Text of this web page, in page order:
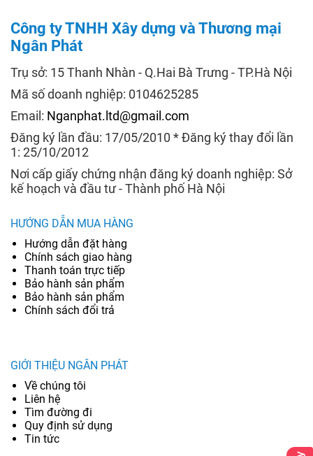
Công ty TNHH Xây dựng và Thương mại
Ngân Phát
Trụ sở: 15 Thanh Nhàn - Q.Hai Bà Trưng - TP.Hà Nội
Mã số doanh nghiệp: 0104625285
Email: Nganphat.ltd@gmail.com
Đăng ký lần đầu: 17/05/2010 * Đăng ký thay đổi lần
1: 25/10/2012
Nơi cấp giấy chứng nhận đăng ký doanh nghiệp: Sở
kế hoạch và đầu tư - Thành phố Hà Nội
HƯỚNG DẪN MUA HÀNG
Hướng dẫn đặt hàng
Chính sách giao hàng
Thanh toán trực tiếp
Bảo hành sản phẩm
Bảo hành sản phẩm
Chính sách đổi trả
GIỚI THIỆU NGÂN PHÁT
Về chúng tôi
Liên hệ
Tìm đường đi
Quy định sử dụng
Tin tức